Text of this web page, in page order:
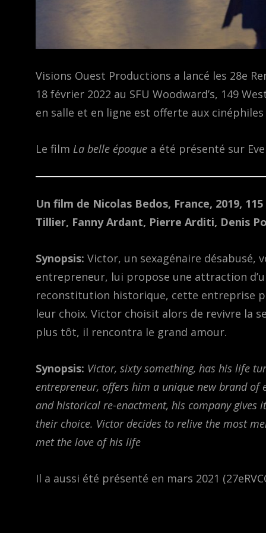
Visions Ouest Productions a lancé les 28e
18 février 2022 au SFU Woodward’s, 149
en salle et en ligne est offerte aux cinéphiles
Le film La belle époque a été présenté sur
Un film de Nicolas Bedos, France, 2019,
Tillier, Fanny Ardant, Pierre Arditi, Denis
Synopsis: Victor, un sexagénaire désabusé,
entrepreneur, lui propose une attraction
reconstitution historique, cette entreprise
leur choix. Victor choisit alors de revivre la
plus tôt, il rencontra le grand amour.
Synopsis: Victor, sixty something, has his life
entrepreneur, offers him a unique new brand
and historical re-enactment, his company
their choice. Victor decides to relive the most
met the love of his life
Il a aussi été présenté en mars 2021